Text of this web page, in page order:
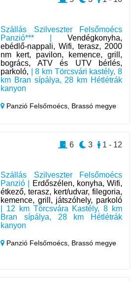
Szállás Szilveszter Felsőmoécs
Panzió*** | Vendégkonyha,
ebédlő-nappali, Wifi, terasz, 2000
nm kert, pavilon, kemence, grill,
bogrács, ATV és UTV bérlés,
parkoló, | 8 km Törcsvári kastély, 8
km Bran sípálya, 28 km Hétlétrák
kanyon
Panzió Felsőmoécs, Brassó megye
Szállás Szilveszter Felsőmoécs
Panzió |
Erdőszélen, konyha, Wifi,
étkező, terasz, kert/udvar, filegoria,
kemence, grill, játszóhely, parkoló
| 12 km Törcsvára Kastély, 8 km
Bran sípálya, 28 km Hétlétrák
kanyon
Panzió Felsőmoécs, Brassó megye
1 - 12
3
6